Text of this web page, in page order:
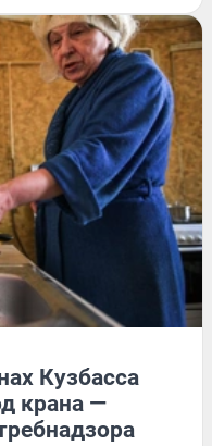
Кузбасса
крана —